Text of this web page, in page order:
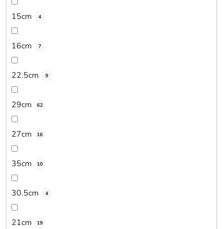
15cm 4
16cm 7
22.5cm 9
29cm 62
27cm 16
35cm 10
30.5cm 4
21cm 19